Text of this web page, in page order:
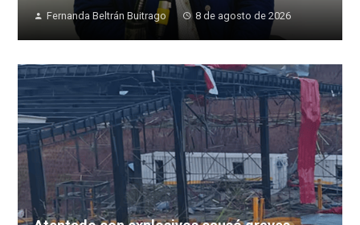
Fernanda Beltrán Buitrago 8 de agosto de 2026